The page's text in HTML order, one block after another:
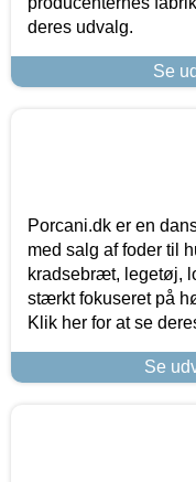
deres udvalg.
Se
Porcani.dk er en
med salg af foder til
kradsebræt, legetøj,
stærkt fokuseret på
Klik her for at se
Se